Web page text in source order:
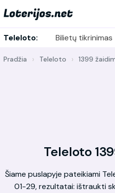
Teleloto: Bilietų tikrinimas
Pradžia Teleloto 1399
Teleloto
Šiame puslapyje pateikiami
01-29, rezultatai: ištraukti